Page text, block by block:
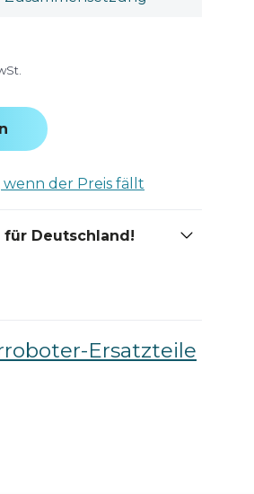
wenn der Preis fällt
für Deutschland!
Ersatzteile